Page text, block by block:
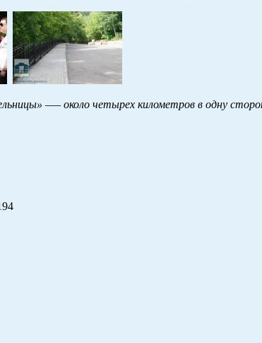
–— около четырех километров в одну